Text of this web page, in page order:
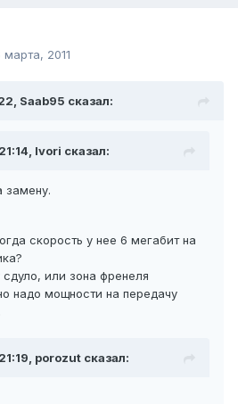
марта, 2011
Saab95 сказал:
Ivori сказал:
замену.
скорость у нее 6 мегабит на
или зона френеля
надо мощности на передачу
porozut сказал: